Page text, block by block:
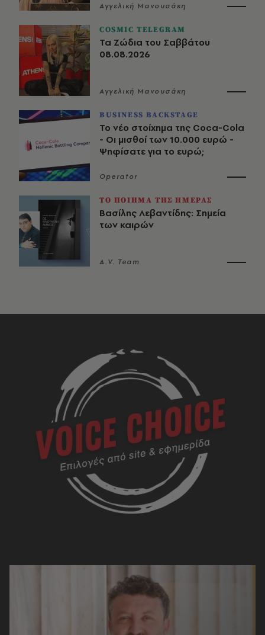
Αγγελική Μανουσάκη
COSMIC TELEGRAM
Τα Ζώδια του Σαββάτου
08.08.2026
Αγγελική Μανουσάκη
BUSINESS BACKSTAGE
Το νέο στοίχημα της Coca-Cola
- Οι μισθοί των 10.000 ευρώ -
Ψηφίσατε για το ευρώ;
Operator
ΤΟ ΠΟΙΗΜΑ ΤΗΣ ΗΜΕΡΑΣ
Βασίλης Λεβαντίδης: Σημεία
των καιρών
A.V. Team